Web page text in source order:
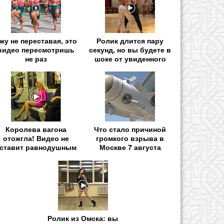
не переставая, это
пересмотришь
не раз
Ролик длится пару
секунд, но вы будете в
шоке от увиденного
Королева вагона
отожгла! Видео не
равнодушным
Что стало причиной
громкого взрыва в
Москве 7 августа
Ролик из Омска: вы